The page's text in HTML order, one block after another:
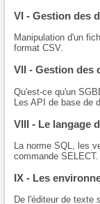
VI - Gestion des
Manipulation d'un
format CSV.
VII - Gestion des
Qu'est-ce qu'un
Les API de base de
VIII - Le langage
La norme SQL, les
commande SELECT.
IX - Les
De l'éditeur de texte